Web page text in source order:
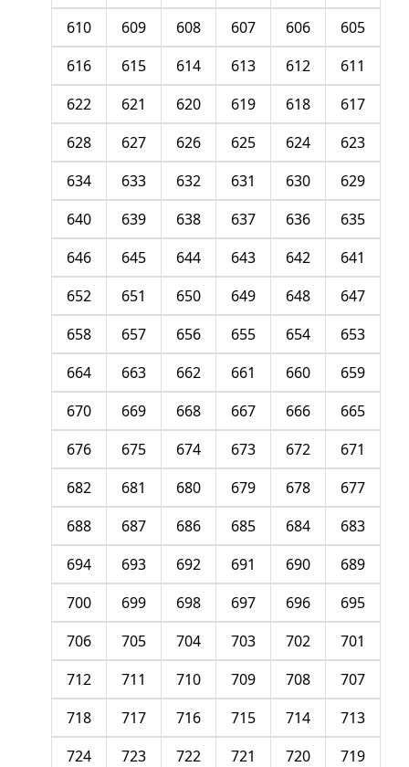
605
606
607
608
609
610
611
612
613
614
615
616
617
618
619
620
621
622
623
624
625
626
627
628
629
630
631
632
633
634
635
636
637
638
639
640
641
642
643
644
645
646
647
648
649
650
651
652
653
654
655
656
657
658
659
660
661
662
663
664
665
666
667
668
669
670
671
672
673
674
675
676
677
678
679
680
681
682
683
684
685
686
687
688
689
690
691
692
693
694
695
696
697
698
699
700
701
702
703
704
705
706
707
708
709
710
711
712
713
714
715
716
717
718
719
720
721
722
723
724